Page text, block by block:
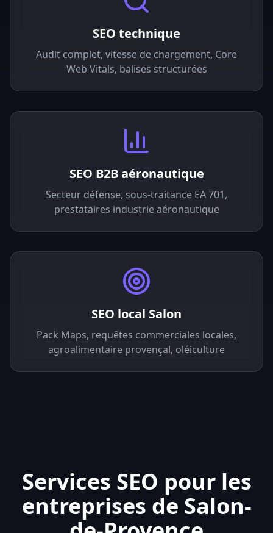
SEO technique
Audit complet, vitesse de chargement, Core
Web Vitals, balises structurées
SEO B2B aéronautique
Secteur défense, sous-traitance EA 701,
prestataires industrie aéronautique
SEO local Salon
Pack Maps, requêtes commerciales locales,
agroalimentaire provençal, oléiculture
Services SEO pour les
entreprises de Salon-